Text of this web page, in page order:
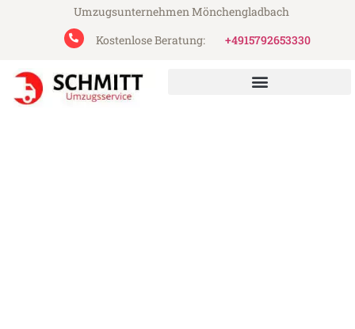
Umzugsunternehmen Mönchengladbach
Kostenlose Beratung:
+4915792653330